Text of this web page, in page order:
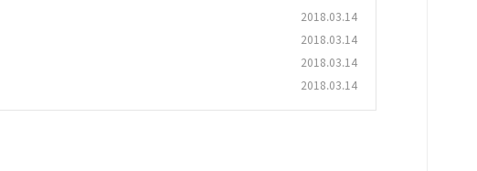
2018.03.14
2018.03.14
2018.03.14
2018.03.14